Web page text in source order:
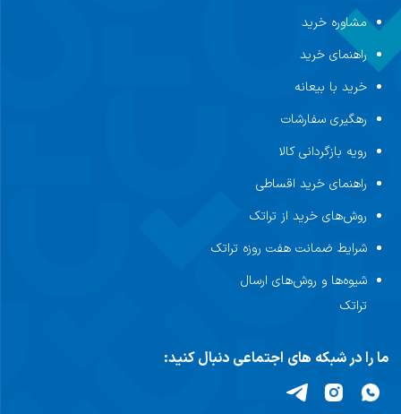
مشاوره خرید
راهنمای خرید
خرید با بیعانه
رهگیری سفارشات
رویه بازگردانی کالا
راهنمای خرید اقساطی
روش‌های خرید از تراتک
شرایط ضمانت هفت روزه تراتک
شیوه‌ها و روش‌های ارسال
تراتک
ما را در شبکه های اجتماعی دنبال کنید: